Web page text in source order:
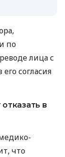
по
лица с
согласия
в
что